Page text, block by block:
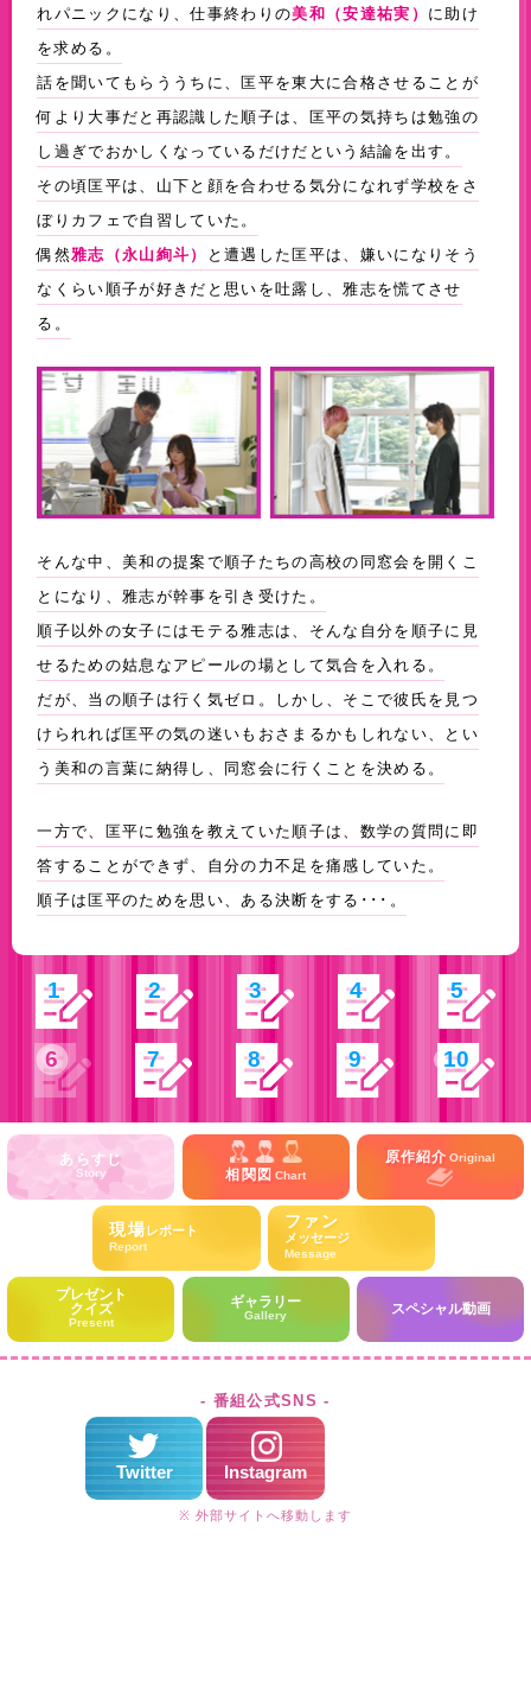
れパニックになり、仕事終わりの美和（安達祐実） に助け
を求める。
話を聞いてもらううちに、匡平を東大に合格させることが
何より大事だと再認識した順子は、匡平の気持ちは勉強の
し過ぎでおかしくなっているだけだという結論を出す。
その頃匡平は、山下と顔を合わせる気分になれず学校をさ
ぼりカフェで自習していた。
偶然雅志（永山絢斗）
と遭遇した匡平は、嫌いになりそう
なくらい順子が好きだと思いを吐露し、雅志を慌てさせ
る。
そんな中、美和の提案で順子たちの高校の同窓会を開くこ
とになり、雅志が幹事を引き受けた。
順子以外の女子にはモテる雅志は、そんな自分を順子に見
せるための姑息なアピールの場として気合を入れる。
だが、当の順子は行く気ゼロ。しかし、そこで彼氏を見つ
けられれば匡平の気の迷いもおさまるかもしれない、とい
う美和の言葉に納得し、同窓会に行くことを決める。
一方で、匡平に勉強を教えていた順子は、数学の質問に即
答することができず、自分の力不足を痛感していた。
順子は匡平のためを思い、ある決断をする･･･。
1 2 3 4 5
6 7 8 9 10
あらすじ
Story 相関図 Chart
原作紹介 Original
現場レポート
Report
ファン
メッセージ
Message
プレゼント
クイズ
Present
ギャラリー
Gallery スペシャル動画
- 番組公式SNS -
Twitter Instagram
※ 外部サイトへ移動します